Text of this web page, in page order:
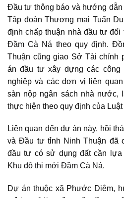
Đầu tư thông báo và hướng dẫn
Tập đoàn Thương mại Tuấn
định chấp thuận nhà đầu tư đối
Đầm Cà Ná theo quy định.
Thuận cũng giao Sở Tài chính
án đầu tư xây dựng các công
nghiệp và các đơn vị liên
sàn nộp ngân sách nhà nước,
thực hiện theo quy định của
Liên quan đến dự án này, hồi
và Đầu tư tỉnh Ninh Thuận đã
đầu tư có sử dụng đất cần
Khu đô thị mới Đầm Cà Ná.
Dự án thuộc xã Phước Diêm,